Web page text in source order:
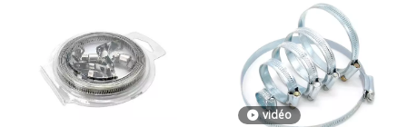
vidéo